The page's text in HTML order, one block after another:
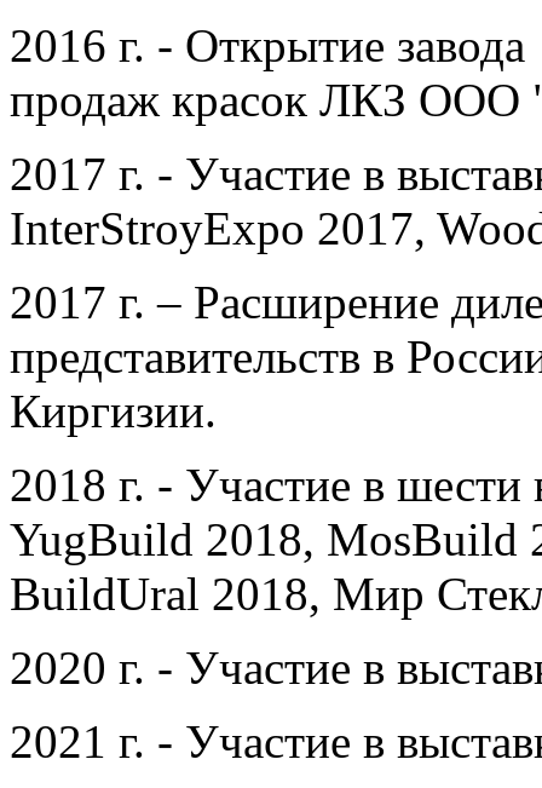
2016 г. - Открытие
продаж красок ЛКЗ
2017 г. - Участие в
InterStroyExpo 2017,
2017 г. – Расширение
представительств в
Киргизии.
2018 г. - Участие в
YugBuild 2018, MosBuild
BuildUral 2018, Мир
2020 г. - Участие в
2021 г. - Участие в